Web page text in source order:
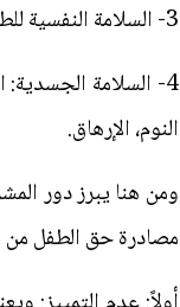
3- السلامة النفسية للطفل: فالتعرض للمواد المضرة الإباحية أو العنيفة يشكل خطر جدي يلحق أشد الضرر بسلامة الطفل النفسية.
4- السلامة
النوم، الإرهاق.
ومن هنا يبرز دور
مصادرة حق الطفل من